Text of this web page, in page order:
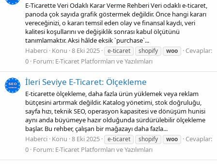
E‑Ticarette Veri Odaklı Karar Verme Rehberi Veri odaklı e‑ticaret,
panoda çok sayıda grafik göstermek değildir. Önce hangi kararı
vereceğinizi, o kararı temsil eden olay ve finansal kaydı, veri
kalitesi koşullarını ve değişiklik sonrası kabul ölçütünü
tanımlamaktır. Aksi hâlde eksik `purchase`...
Haberci Konu 8 Eki 2025 e-ticaret shopify woo
Cevaplar:
0 Forum: E-Ticaret Platformları ve Yazılımları
İleri Seviye E‑Ticaret: Ölçekleme
E-ticarette ölçekleme, daha fazla ürün yüklemek veya reklam
bütçesini artırmak değildir. Katalog yönetimi, stok doğruluğu,
sayfa hızı, teknik SEO, operasyon kapasitesi ve dönüşüm hunisi
aynı anda büyümeye hazır olduğunda sürdürülebilir ölçekleme
başlar. Bu rehber, çalışan bir mağazayı daha fazla...
Haberci Konu 8 Eki 2025 e-ticaret shopify woo
Cevaplar:
0 Forum: E-Ticaret Platformları ve Yazılımları